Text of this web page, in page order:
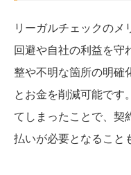
リーガルチェックのメ
回避や自社の利益を守
整や不明な箇所の明確
とお金を削減可能です
てしまったことで、契
払いが必要となること